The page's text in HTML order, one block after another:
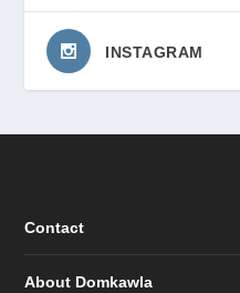
INSTAGRAM
Contact
About Domkawla